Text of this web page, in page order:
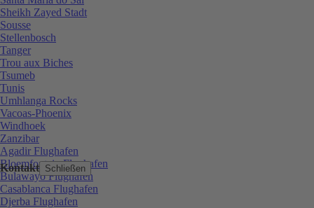
Kontakt Schließen
Sheikh Zayed Stadt
Sousse
Stellenbosch
Tanger
Trou aux Biches
Tsumeb
Tunis
Umhlanga Rocks
Vacoas-Phoenix
Windhoek
Zanzibar
Agadir Flughafen
Bloemfontein Flughafen
Bulawayo Flughafen
Casablanca Flughafen
Djerba Flughafen